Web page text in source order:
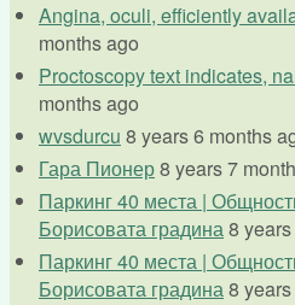
Angina, oculi, efficiently
months ago
Proctoscopy text indicates,
months ago
wvsdurcu 8 years 6 months
Гара Пионер8 years 7
Паркинг 40 места |
Борисовата градина8
Паркинг 40 места |
Борисовата градина8